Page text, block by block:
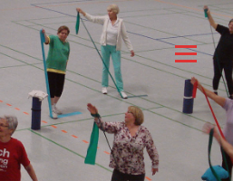
Menü